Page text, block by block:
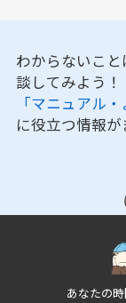
わからないこ
談してみよう！
「マニュアル
に役立つ情報が
あなたの